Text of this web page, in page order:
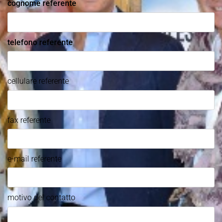
cognome referente
telefono referente
cellulare referente
fax referente
e-mail referente
motivo del contatto